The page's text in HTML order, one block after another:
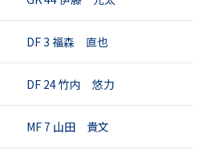
DF3 福森 直也
DF 24竹内 悠力
MF 7 山田 貴文